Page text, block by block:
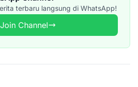
terbaru langsung di WhatsApp!
Join Channel